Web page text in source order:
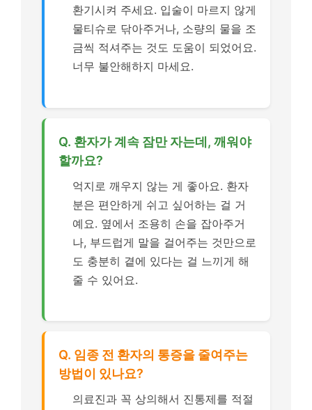
환기시켜 주세요. 입술이 마르지 않게
물티슈로 닦아주거나, 소량의 물을 조
금씩 적셔주는 것도 도움이 되었어요.
너무 불안해하지 마세요.
Q. 환자가 계속 잠만 자는데, 깨워야
할까요?
억지로 깨우지 않는 게 좋아요. 환자
분은 편안하게 쉬고 싶어하는 걸 거
예요. 옆에서 조용히 손을 잡아주거
나, 부드럽게 말을 걸어주는 것만으로
도 충분히 곁에 있다는 걸 느끼게 해
줄 수 있어요.
Q. 임종 전 환자의 통증을 줄여주는
방법이 있나요?
의료진과 꼭 상의해서 진통제를 적절